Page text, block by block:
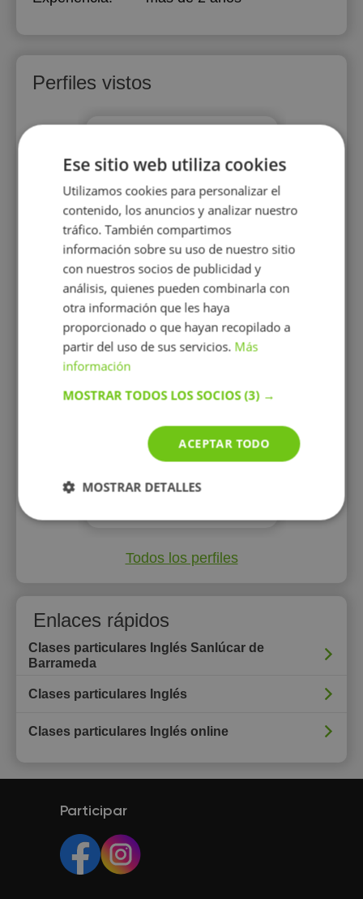
Perfiles vistos
Miguel De la Rosa
Filólogo inglés cursando
master en profesorado para
educación secundaria y
bachillerato.
Todos los perfiles
Enlaces rápidos
Clases particulares Inglés Sanlúcar de
Barrameda
Clases particulares Inglés
Clases particulares Inglés online
Participar
Ese sitio web utiliza cookies
Utilizamos cookies para personalizar el
contenido, los anuncios y analizar nuestro
tráfico. También compartimos
información sobre su uso de nuestro sitio
con nuestros socios de publicidad y
análisis, quienes pueden combinarla con
otra información que les haya
proporcionado o que hayan recopilado a
partir del uso de sus servicios. Más
información
MOSTRAR TODOS LOS SOCIOS(3) →
ACEPTAR TODO
MOSTRAR DETALLES